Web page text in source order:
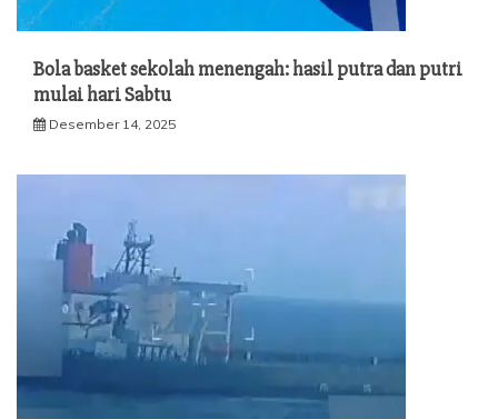
Bola basket sekolah menengah: hasil putra dan putri
mulai hari Sabtu
Desember 14, 2025